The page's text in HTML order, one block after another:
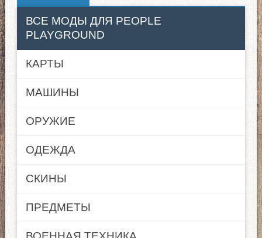
ВСЕ МОДЫ ДЛЯ PEOPLE
PLAYGROUND
КАРТЫ
МАШИНЫ
ОРУЖИЕ
ОДЕЖДА
СКИНЫ
ПРЕДМЕТЫ